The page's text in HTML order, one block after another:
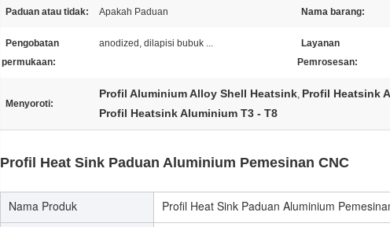
Paduan atau tidak: Apakah Paduan Nama barang:
Pengobatan
permukaan:
anodized, dilapisi bubuk ...
Layanan
Pemrosesan:
Menyoroti:
Profil Aluminium Alloy Shell Heatsink, Profil Heatsink
Profil Heatsink Aluminium T3 - T8
Profil Heat Sink Paduan Aluminium Pemesinan CNC
Nama Produk
Profil Heat Sink Paduan Aluminium